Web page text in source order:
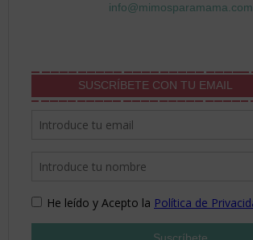
info@mimosparamama.com
SUSCRÍBETE CON TU EMAIL